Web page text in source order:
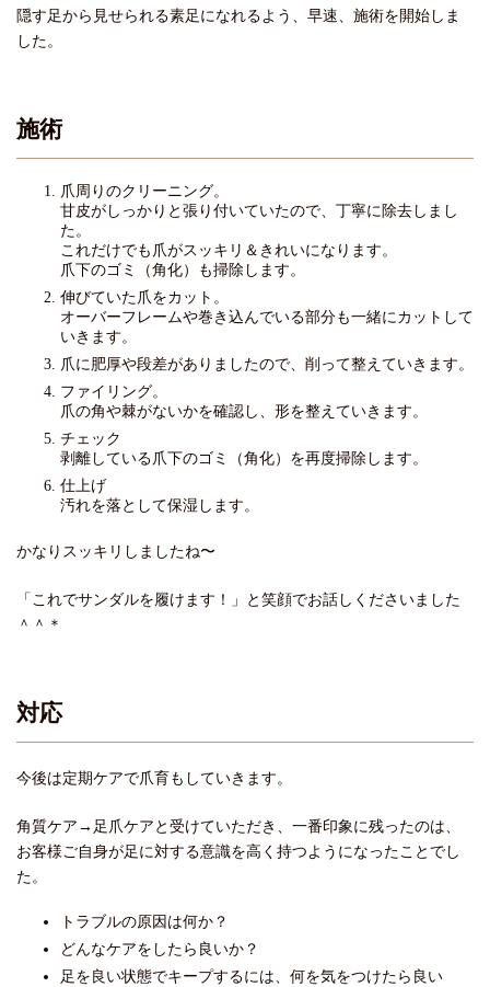
隠す足から見せられる素足になれるよう、早速、施術を開始しま
した。
施術
爪周りのクリーニング。
甘皮がしっかりと張り付いていたので、丁寧に除去しまし
た。
これだけでも爪がスッキリ＆きれいになります。
爪下のゴミ（角化）も掃除します。
伸びていた爪をカット。
オーバーフレームや巻き込んでいる部分も一緒にカットして
いきます。
爪に肥厚や段差がありましたので、削って整えていきます。
ファイリング。
爪の角や棘がないかを確認し、形を整えていきます。
チェック
剥離している爪下のゴミ（角化）を再度掃除します。
仕上げ
汚れを落として保湿します。
かなりスッキリしましたね〜
「これでサンダルを履けます！」と笑顔でお話しくださいました
＾＾＊
対応
今後は定期ケアで爪育もしていきます。
角質ケア→足爪ケアと受けていただき、一番印象に残ったのは、
お客様ご自身が足に対する意識を高く持つようになったことでし
た。
トラブルの原因は何か？
どんなケアをしたら良いか？
足を良い状態でキープするには、何を気をつけたら良い